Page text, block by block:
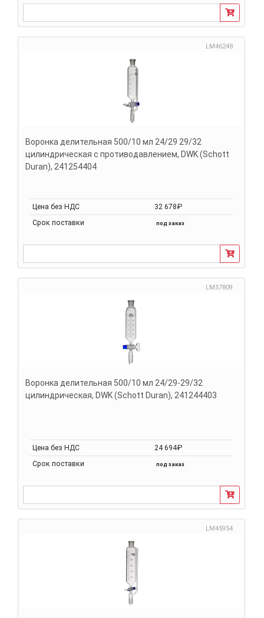
LM46248
Воронка делительная 500/10 мл 24/29 29/32
цилиндрическая с противодавлением, DWK (Schott
Duran), 241254404
Цена без НДС
32 678₽
Срок поставки
под заказ
LM57809
Воронка делительная 500/10 мл 24/29-29/32
цилиндрическая, DWK (Schott Duran), 241244403
Цена без НДС
24 694₽
Срок поставки
под заказ
LM45954